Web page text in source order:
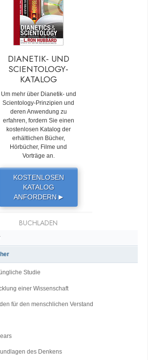
DIANETIK- UND
SCIENTOLOGY-
KATALOG
Um mehr über Dianetik- und
Scientology-Prinzipien und
deren Anwendung zu
erfahren, fordern Sie einen
kostenlosen Katalog der
erhältlichen Bücher,
Hörbücher, Filme und
Vorträge an.
KOSTENLOSEN
KATALOG
ANFORDERN ▶
BUCHLADEN
Studie
einer Wissenschaft
für den menschlichen Verstand
des Denkens